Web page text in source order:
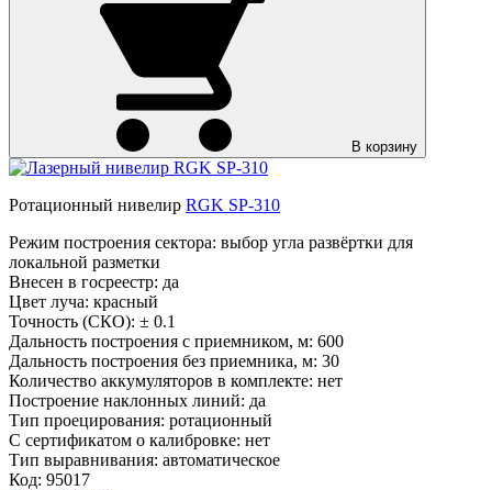
В корзину
Ротационный нивелир RGK SP-310
Режим построения сектора: выбор угла развёртки для
локальной разметки
Внесен в госреестр: да
Цвет луча: красный
Точность (СКО): ± 0.1
Дальность построения с приемником, м: 600
Дальность построения без приемника, м: 30
Количество аккумуляторов в комплекте: нет
Построение наклонных линий: да
Тип проецирования: ротационный
С сертификатом о калибровке: нет
Тип выравнивания: автоматическое
Код: 95017